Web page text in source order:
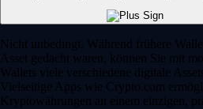
Nicht unbedingt. Während frühere
Asset gedacht waren, können Sie mit
Wallets viele verschiedene digitale
Vielseitige Apps wie Crypto.com
Kryptowährungen an einem einzigen,